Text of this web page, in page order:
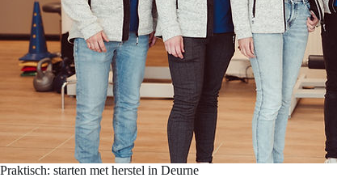
Praktisch: starten met herstel in Deurne